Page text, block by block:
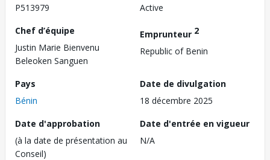
P513979
Active
Chef d’équipe
Justin Marie Bienvenu
Beleoken Sanguen
Emprunteur 2
Republic of Benin
Pays
Bénin
Date de divulgation
18 décembre 2025
Date d'approbation
(à la date de présentation au
Conseil)
Date d'entrée en vigueur
N/A